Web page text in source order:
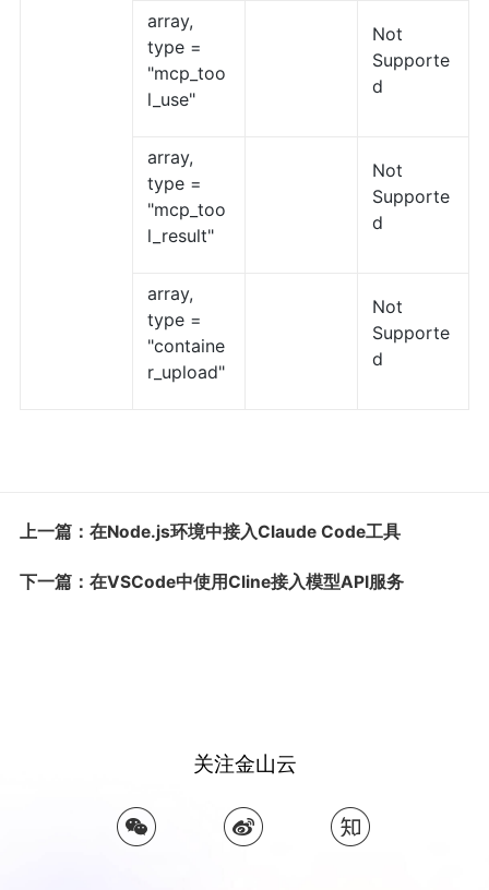
array,
type =
"mcp_too
l_use"
Not
Supporte
d
array,
type =
"mcp_too
l_result"
Not
Supporte
d
array,
type =
"containe
r_upload"
Not
Supporte
d
上一篇：在Node.js环境中接入Claude Code工具
下一篇：在VSCode中使用Cline接入模型API服务
关注金山云